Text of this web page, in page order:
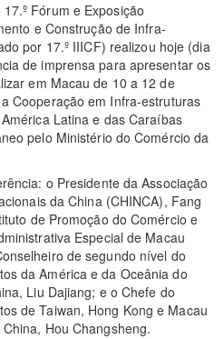
Fórum e Exposição
e Construção de Infra-
por 17.º IIICF) realizou hoje (dia
de imprensa para apresentar os
em Macau de 10 a 12 de
Cooperação em Infra-estruturas
Latina e das Caraíbas
pelo Ministério do Comércio da
o Presidente da Associação
da China (CHINCA), Fang
de Promoção do Comércio e
Especial de Macau
de segundo nível do
da América e da Oceânia do
Liu Dajiang; e o Chefe do
de Taiwan, Hong Kong e Macau
Hou Changsheng.